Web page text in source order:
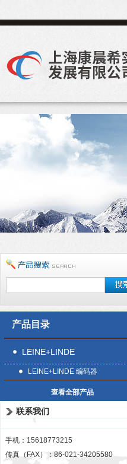
产品目录
LEINE+LINDE
LEINE+LINDE 编码器
查看全部产品
联系我们
手机：15618773215
传真（FAX）：86-021-34205580